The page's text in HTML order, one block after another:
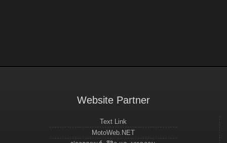
Website Partner
Text Link
MotoWeb.NET